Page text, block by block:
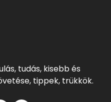
tudás, kisebb és
tippek, trükkök.